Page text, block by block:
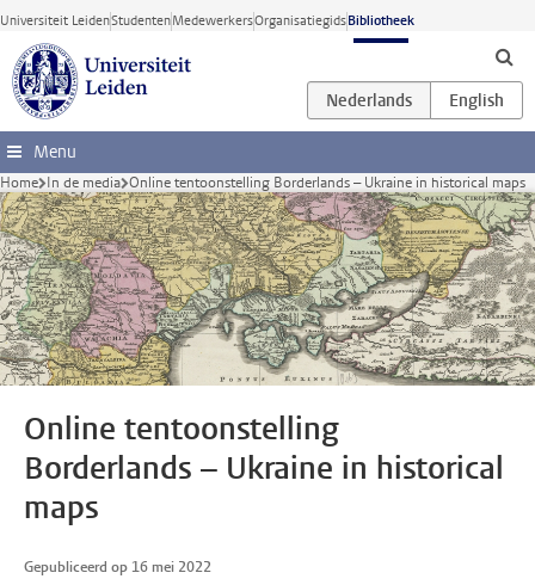
Ga direct naar de inhoud
Universiteit LeidenStudentenMedewerkersOrganisatiegidsBibliotheek
Menu
Home In de media Online tentoonstelling Borderlands – Ukraine in historical maps
Online tentoonstelling
Borderlands – Ukraine in historical
maps
Gepubliceerd op 16 mei 2022